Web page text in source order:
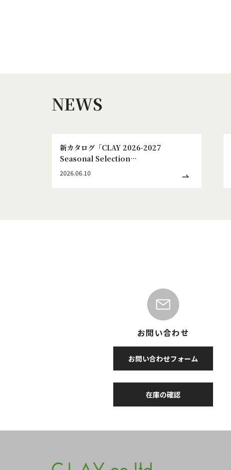
NEWS
新カタログ「CLAY 2026-2027
Seasonal Selection
WINTER&SPRING No.186」発刊のお
2026.06.10
お問い合わせ
お問い合わせフォーム
在庫の確認